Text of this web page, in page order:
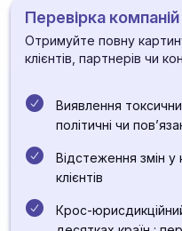
Перевірка
Отримуйте повну
клієнтів, партнерів чи
Виявлення
політичні чи
Відстеження змін у
клієнтів
Крос-